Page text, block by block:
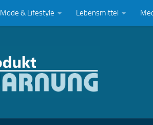
Mode & Lifestyle Lebensmittel